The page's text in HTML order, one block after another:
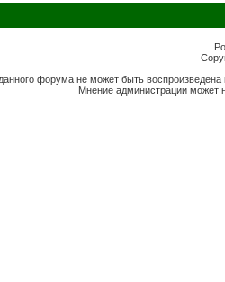
форума не может быть
Мнение администрации может